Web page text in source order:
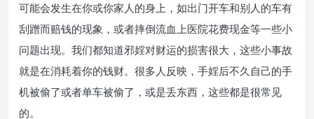
可能会发生在你或你家人的身上，如出门开车和别人的车有
刮蹭而赔钱的现象，或者摔倒流血上医院花费现金等一些小
问题出现。我们都知道邪婬对财运的损害很大，这些小事故
就是在消耗着你的钱财。很多人反映，手婬后不久自己的手
机被偷了或者单车被偷了，或是丢东西，这些都是很常见
的。